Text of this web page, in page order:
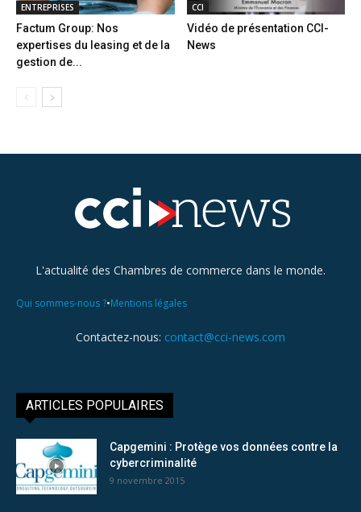
ENTREPRISES
Factum Group: Nos
expertises du leasing et de la
gestion de...
CCI
Vidéo de présentation CCI-
News
L'actualité des Chambres de commerce dans le monde.
Qui sommes-nous ?•Mentions légales
Contactez-nous: contact@cci-news.com
ARTICLES POPULAIRES
Capgemini : Protège vos données contre la
cybercriminalité
9 novembre 2015